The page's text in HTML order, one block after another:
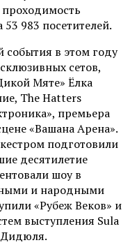
проходимость
983 посетителей.
события в этом году
сетов,
Мяте» Ёлка
The Hatters
премьера
«Вашана Арена».
подготовили
десятилетие
шоу в
и народными
«Рубеж Веков» и
выступления Sula
Дидюля.